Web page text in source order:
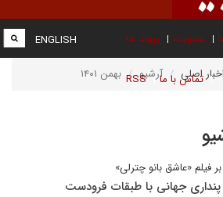
عضویت پیوند ها
تماس با ما RSS
ENGLISH
اخبار اصلی آرشیو بهمن ۱۴۰۱
فیلم «عاشق بانو چترلی»
پنداری جهانی با طبقات فرودست